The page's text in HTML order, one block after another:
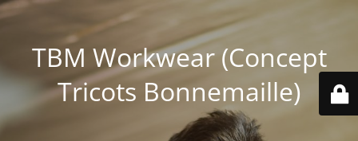
TBM Workwear (Concept
Tricots Bonnemaille)